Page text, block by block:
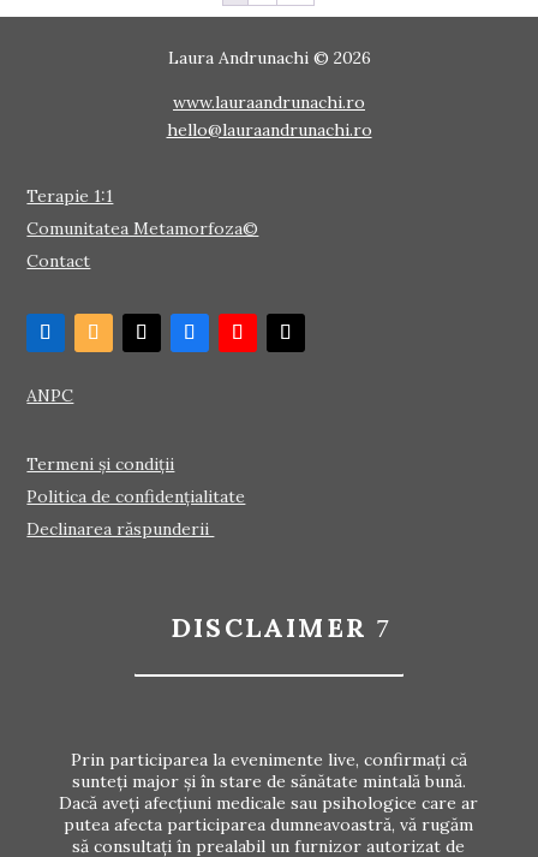
Laura Andrunachi © 2026
www.lauraandrunachi.ro
hello@lauraandrunachi.ro
Terapie 1:1
Comunitatea Metamorfoza©
Contact
ANPC
Termeni și condiții
Politica de confidențialitate
Declinarea răspunderii
DISCLAIMER
Prin participarea la evenimente live, confirmați că
sunteți major și în stare de sănătate mintală bună.
Dacă aveți afecțiuni medicale sau psihologice care ar
putea afecta participarea dumneavoastră, vă rugăm
să consultați în prealabil un furnizor autorizat de